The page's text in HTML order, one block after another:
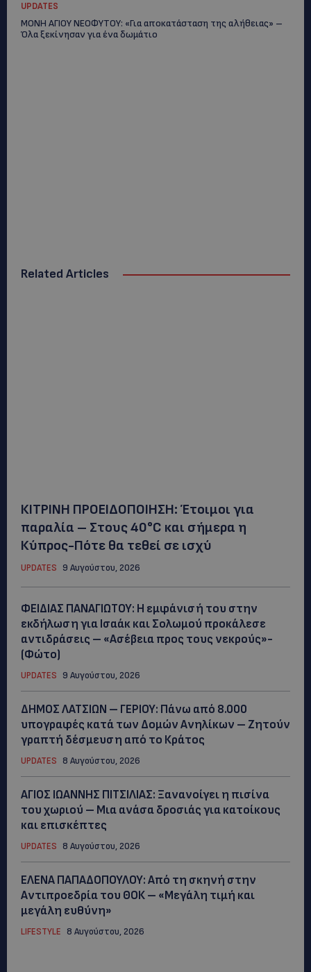
UPDATES
ΜΟΝΗ ΑΓΙΟΥ ΝΕΟΦΥΤΟΥ: «Για αποκατάσταση της αλήθειας» –
Όλα ξεκίνησαν για ένα δωμάτιο
Related Articles
ΚΙΤΡΙΝΗ ΠΡΟΕΙΔΟΠΟΙΗΣΗ: Έτοιμοι για
παραλία – Στους 40°C και σήμερα η
Κύπρος-Πότε θα τεθεί σε ισχύ
UPDATES 9 Αυγούστου, 2026
ΦΕΙΔΙΑΣ ΠΑΝΑΓΙΩΤΟΥ: Η εμφάνισή του στην
εκδήλωση για Ισαάκ και Σολωμού προκάλεσε
αντιδράσεις – «Ασέβεια προς τους νεκρούς»-
(Φώτο)
UPDATES 9 Αυγούστου, 2026
ΔΗΜΟΣ ΛΑΤΣΙΩΝ – ΓΕΡΙΟΥ: Πάνω από 8.000
υπογραφές κατά των Δομών Ανηλίκων – Ζητούν
γραπτή δέσμευση από το Κράτος
UPDATES 8 Αυγούστου, 2026
ΑΓΙΟΣ ΙΩΑΝΝΗΣ ΠΙΤΣΙΛΙΑΣ: Ξανανοίγει η πισίνα
του χωριού – Μια ανάσα δροσιάς για κατοίκους
και επισκέπτες
UPDATES 8 Αυγούστου, 2026
ΕΛΕΝΑ ΠΑΠΑΔΟΠΟΥΛΟΥ: Από τη σκηνή στην
Αντιπροεδρία του ΘΟΚ – «Μεγάλη τιμή και
μεγάλη ευθύνη»
LIFESTYLE 8 Αυγούστου, 2026